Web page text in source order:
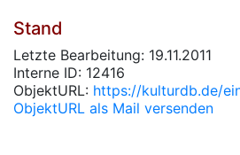
Stand
Letzte Bearbeitung: 19.11.2011
Interne ID: 12416
ObjektURL: https://kulturdb.de/
ObjektURL als Mail versenden